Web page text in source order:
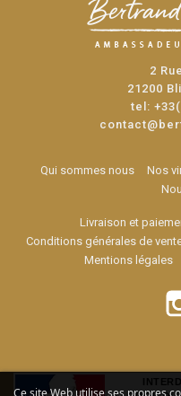
Ce site Web utilise ses propres
2
21200
tel:
Qui sommes nous Nos
Livraison et
Conditions générales de
Mentions légales